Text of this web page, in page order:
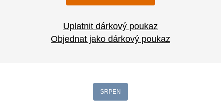
Uplatnit dárkový poukaz
Objednat jako dárkový poukaz
SRPEN